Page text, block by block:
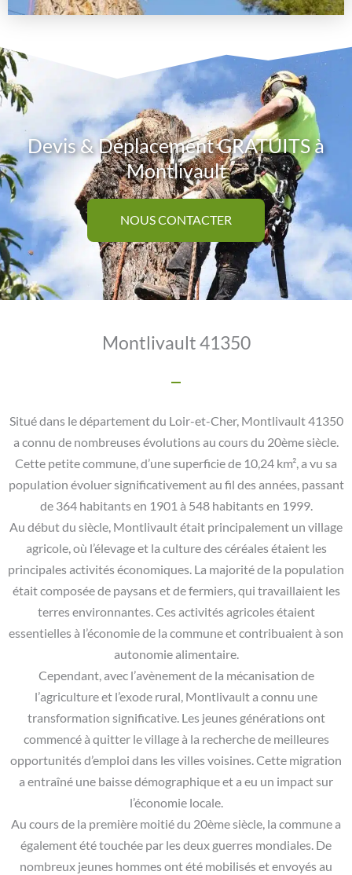
Devis & Déplacement GRATUITS à
Montlivault
NOUS CONTACTER
Montlivault 41350
Situé dans le département du Loir-et-Cher, Montlivault 41350
a connu de nombreuses évolutions au cours du 20ème siècle.
Cette petite commune, d’une superficie de 10,24 km², a vu sa
population évoluer significativement au fil des années, passant
de 364 habitants en 1901 à 548 habitants en 1999.
Au début du siècle, Montlivault était principalement un village
agricole, où l’élevage et la culture des céréales étaient les
principales activités économiques. La majorité de la population
était composée de paysans et de fermiers, qui travaillaient les
terres environnantes. Ces activités agricoles étaient
essentielles à l’économie de la commune et contribuaient à son
autonomie alimentaire.
Cependant, avec l’avènement de la mécanisation de
l’agriculture et l’exode rural, Montlivault a connu une
transformation significative. Les jeunes générations ont
commencé à quitter le village à la recherche de meilleures
opportunités d’emploi dans les villes voisines. Cette migration
a entraîné une baisse démographique et a eu un impact sur
l’économie locale.
Au cours de la première moitié du 20ème siècle, la commune a
également été touchée par les deux guerres mondiales. De
nombreux jeunes hommes ont été mobilisés et envoyés au